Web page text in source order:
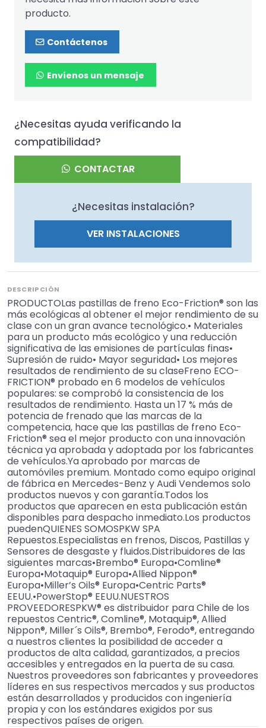
producto.
Contáctenos
Envíenos un mensaje
¿Necesitas ayuda verificando la
compatibilidad?
CONTACTAR
¿Necesitas instalación?
VER INSTALACIONES
DESCRIPCIÓN
PRODUCTOLas pastillas de freno Eco-Friction® son las
más ecológicas al obtener el mejor rendimiento de su
clase con un gran avance tecnológico.• Materiales
para un producto más ecológico y una reducción
significativa de las emisiones de partículas finas•
Supresión de ruido• Mayor seguridad• Los mejores
resultados de rendimiento de su claseFreno ECO-
FRICTION® probado en 6 modelos de vehículos
populares: se comprobó la consistencia de los
resultados de rendimiento. Hasta un 17 % más de
potencia de frenado que las marcas de la
competencia, hace que las pastillas de freno Eco-
Friction® sea el mejor producto con una innovación
técnica ya aprobada y adoptada por los fabricantes
de vehículos.Ya aprobado por marcas de
automóviles premium. Montado como equipo original
de fábrica en Mercedes-Benz y Audi Vendemos solo
productos nuevos y con garantía.Todos los
productos que aparecen en esta publicación están
disponibles para despacho inmediato.Los productos
puedenQUIENES SOMOSPKW SPA
Repuestos.Especialistas en frenos, Discos, Pastillas y
Sensores de desgaste y fluidos.Distribuidores de las
siguientes marcas•Brembo® Europa•Comline®
Europa•Motaquip® Europa•Allied Nippon®
Europa•Miller’s Oils® Europa•Centric Parts®
EEUU.•PowerStop® EEUU.NUESTROS
PROVEEDORESPKW® es distribuidor para Chile de los
repuestos Centric®, Comline®, Motaquip®, Allied
Nippon®, Miller´s Oils®, Brembo®, Ferodo®, entregando
a nuestros clientes la posibilidad de acceder a
productos de alta calidad, garantizados, a precios
accesibles y entregados en la puerta de su casa.
Nuestros proveedores son fabricantes y proveedores
líderes en sus respectivos mercados y sus productos
están desarrollados y producidos con ingeniería
propia y con los estándares exigidos por sus
respectivos países de origen.